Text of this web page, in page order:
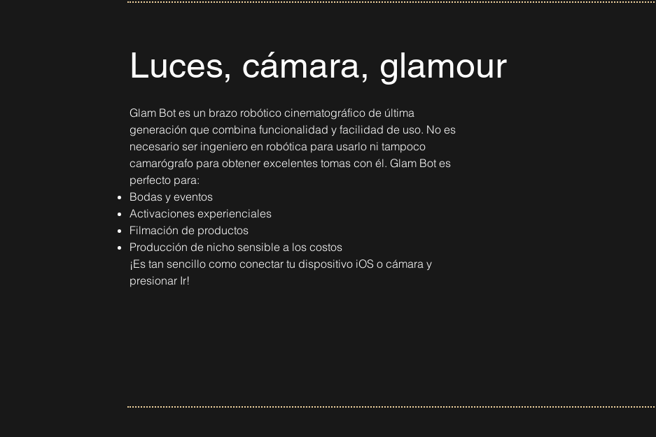
Luces, cámara, glamour
Glam Bot es un brazo robótico cinematográfico de última
generación que combina funcionalidad y facilidad de uso. No es
necesario ser ingeniero en robótica para usarlo ni tampoco
camarógrafo para obtener excelentes tomas con él. Glam Bot es
perfecto para:
Bodas y eventos
Activaciones experienciales
Filmación de productos
Producción de nicho sensible a los costos
¡Es tan sencillo como conectar tu dispositivo iOS o cámara y
presionar Ir!